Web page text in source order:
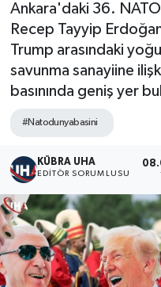
Ankara'daki 36.
Recep Tayyip
Trump arasındaki
savunma sanayiine
basınında geniş yer
#Natodunyabasini
KÜBRA UHA
EDİTÖR SORUMLUSU
Spor
Yaşam
Tüm Manşetler
Son Dakika
Haber Arşivi